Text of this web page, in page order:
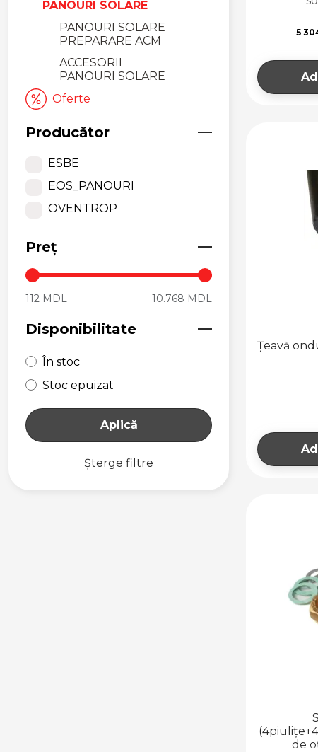
PANOURI SOLARE
PANOURI SOLARE
PREPARARE ACM
ACCESORII
PANOURI SOLARE
Oferte
Producător
ESBE
EOS_PANOURI
OVENTROP
Preț
112 MDL 10.768 MDL
Disponibilitate
În stoc
Stoc epuizat
Aplică
Șterge filtre
5
Țeavă
de